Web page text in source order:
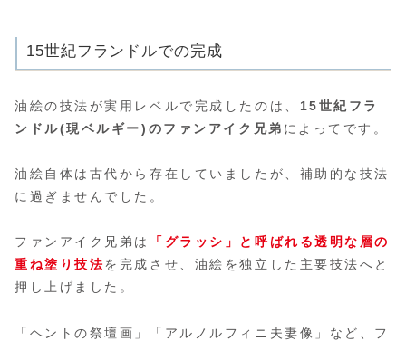
15世紀フランドルでの完成
油絵の技法が実用レベルで完成したのは、 15世紀フラ
ンドル(現ベルギー)のファンアイク兄弟 によってです。
油絵自体は古代から存在していましたが、補助的な技法
に過ぎませんでした。
ファンアイク兄弟は
「グラッシ」と呼ばれる透明な層の
重ね塗り技法を完成させ、油絵を独立した主要技法へと
押し上げました。
「ヘントの祭壇画」「アルノルフィニ夫妻像」など、フ